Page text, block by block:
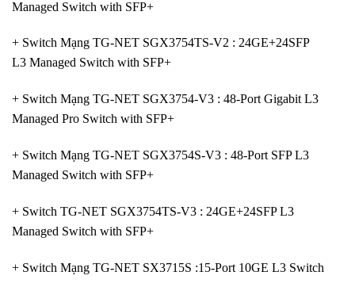
Managed Switch with SFP+
+ Switch Mạng TG-NET SGX3754TS-V2 : 24GE+24SFP
L3 Managed Switch with SFP+
+ Switch Mạng TG-NET SGX3754-V3 : 48-Port Gigabit L3
Managed Pro Switch with SFP+
+ Switch Mạng TG-NET SGX3754S-V3 : 48-Port SFP L3
Managed Switch with SFP+
+ Switch TG-NET SGX3754TS-V3 : 24GE+24SFP L3
Managed Switch with SFP+
+ Switch Mạng TG-NET SX3715S :15-Port 10GE L3 Switch